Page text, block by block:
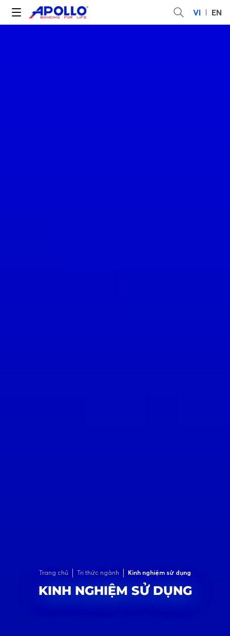
VI EN
Trang chủ Tri thức ngành Kinh nghiệm sử dụng
KINH NGHIỆM SỬ DỤNG